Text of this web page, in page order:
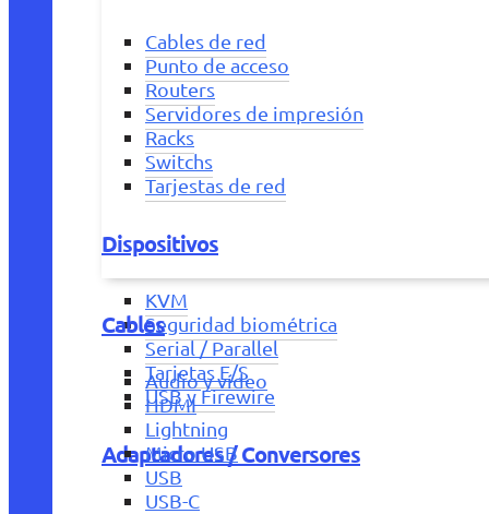
Cables de red
Punto de acceso
Routers
Servidores de impresión
Racks
Switchs
Tarjestas de red
Dispositivos
KVM
Seguridad biométrica
Serial / Parallel
Tarjetas E/S
USB y Firewire
Adaptadores / Conversores
Cables
Audio y vídeo
HDMI
Lightning
Micro USB
USB
USB-C